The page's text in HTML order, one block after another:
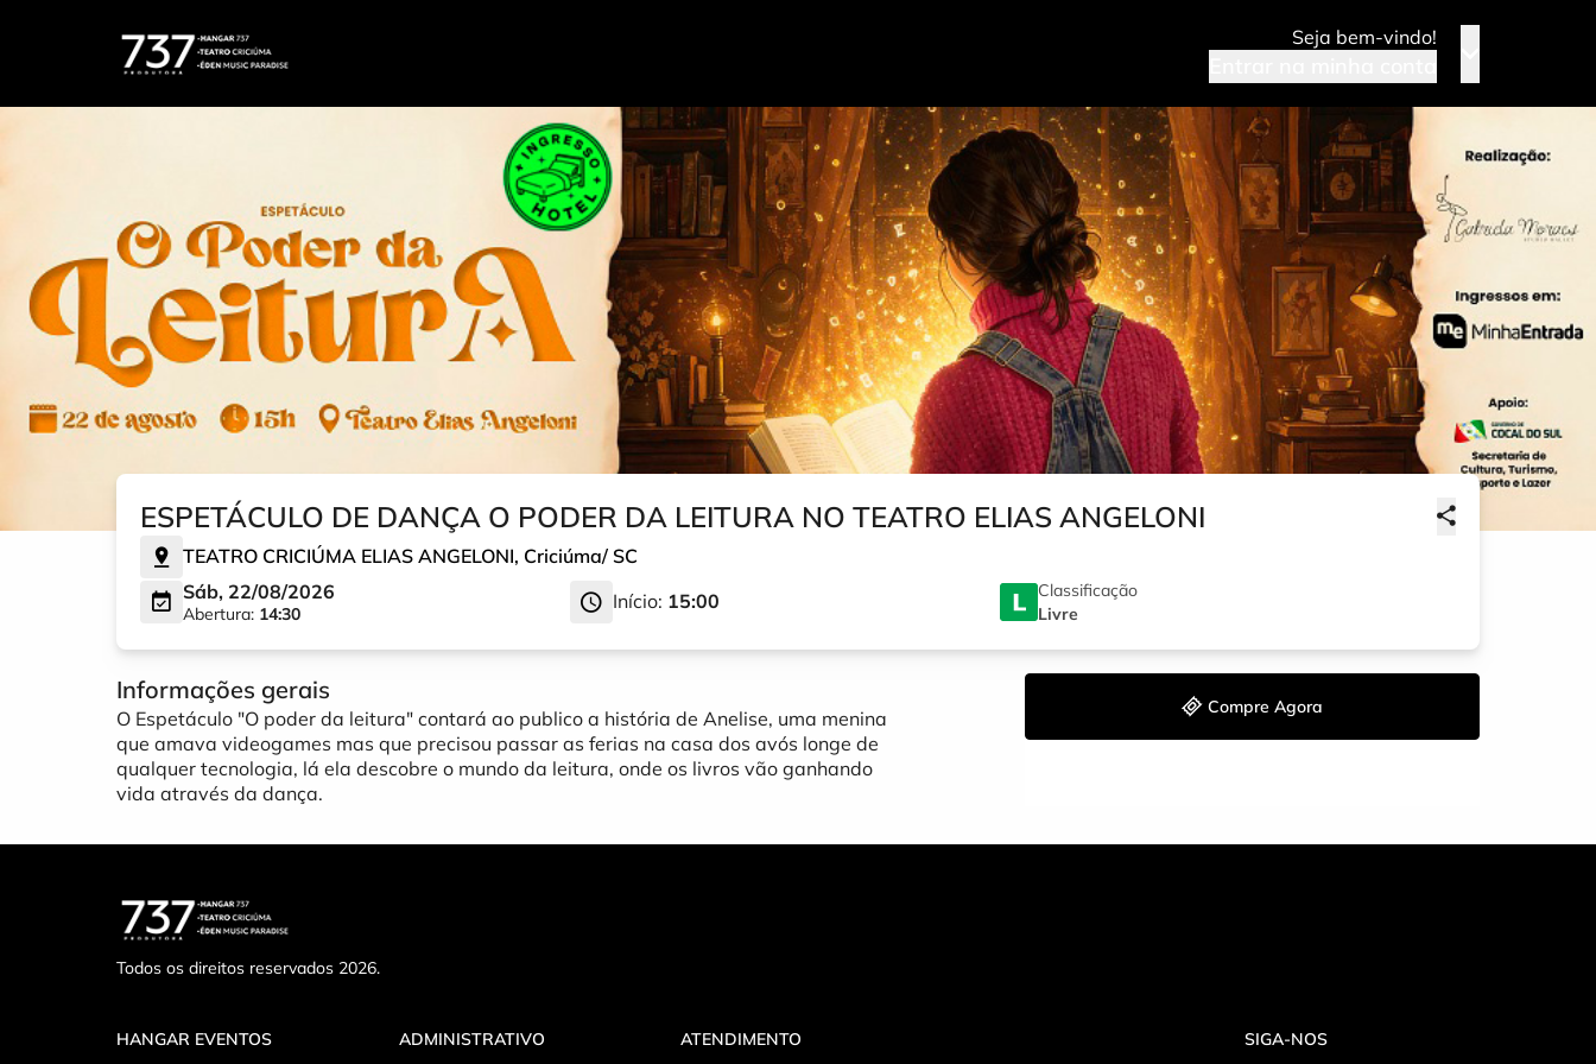
Seja bem-vindo!
ESPETÁCULO DE DANÇA O PODER DA LEITURA NO TEATRO ELIAS ANGELONI
TEATRO CRICIÚMA ELIAS ANGELONI, Criciúma/ SC
Sáb, 22/08/2026
Abertura: 14:30
Início: 15:00
Classificação
Livre
Informações gerais
O Espetáculo "O poder da leitura" contará ao publico a história de Anelise, uma menina
que amava videogames mas que precisou passar as ferias na casa dos avós longe de
qualquer tecnologia, lá ela descobre o mundo da leitura, onde os livros vão ganhando
vida através da dança.
Compre Agora
Todos os direitos reservados 2026.
HANGAR EVENTOS ADMINISTRATIVO ATENDIMENTO SIGA-NOS